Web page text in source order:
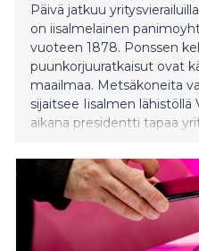
Päivä jatkuu
on iisalmelainen
vuoteen 1878. Ponssen
puunkorjuuratkaisut ovat
maailmaa. Metsäkoneita
sijaitsee Iisalmen lähistöllä
aikana presidentti tapaa
Stubb vierailee Kuopiossa.
Pelastusopistolta, jossa
tapaaminen opiskelijoiden